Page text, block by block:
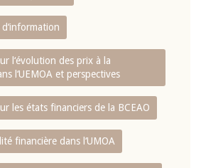
l‘évolution des prix à la
l‘UEMOA et perspectives
les états financiers de la BCEAO
financière dans l‘UMOA